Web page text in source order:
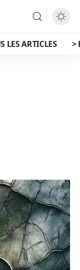
LES ARTICLES >